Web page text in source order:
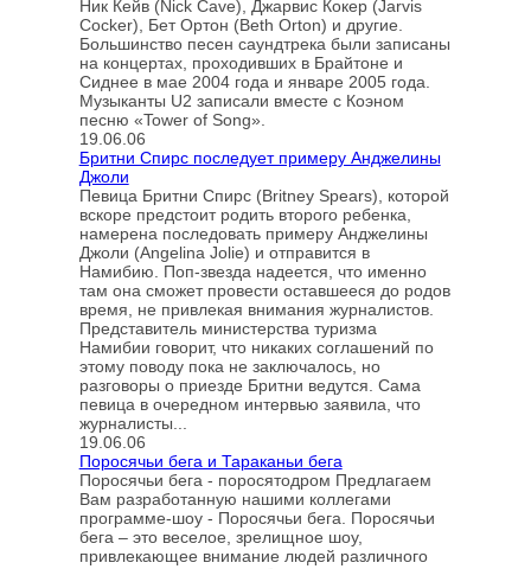
Ник Кейв (Nick Cave), Джарвис Кокер (Jarvis
Cocker), Бет Ортон (Beth Orton) и другие.
Большинство песен саундтрека были записаны
на концертах, проходивших в Брайтоне и
Сиднее в мае 2004 года и январе 2005 года.
Музыканты U2 записали вместе с Коэном
песню «Tower of Song».
19.06.06
Бритни Спирс последует примеру Анджелины
Джоли
Певица Бритни Спирс (Britney Spears), которой
вскоре предстоит родить второго ребенка,
намерена последовать примеру Анджелины
Джоли (Angelina Jolie) и отправится в
Намибию. Поп-звезда надеется, что именно
там она сможет провести оставшееся до родов
время, не привлекая внимания журналистов.
Представитель министерства туризма
Намибии говорит, что никаких соглашений по
этому поводу пока не заключалось, но
разговоры о приезде Бритни ведутся. Сама
певица в очередном интервью заявила, что
журналисты...
19.06.06
Поросячьи бега и Тараканьи бега
Поросячьи бега - поросятодром Предлагаем
Вам разработанную нашими коллегами
программe-шоу - Поросячьи бега. Поросячьи
бега – это веселое, зрелищное шоу,
привлекающее внимание людей различного